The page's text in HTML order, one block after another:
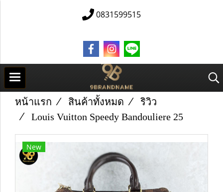
0831599515
หน้าแรก สินค้าทั้งหมด
ริวิว
Louis Vuitton Speedy Bandouliere 25
New